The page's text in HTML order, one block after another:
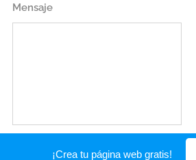
Mensaje
Enviar
¡Crea tu página web gratis!